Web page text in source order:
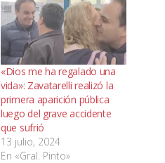
«Dios me ha regalado una
vida»: Zavatarelli realizó la
primera aparición pública
luego del grave accidente
que sufrió
13 julio, 2024
En «Gral. Pinto»